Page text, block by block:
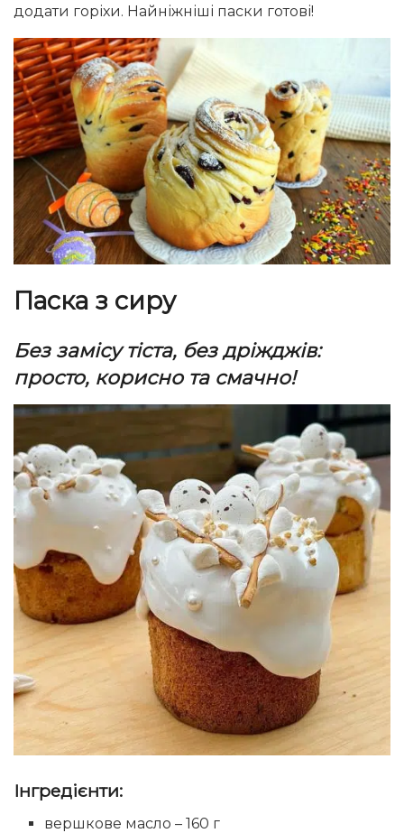
додати горіхи. Найніжніші паски готові!
Паска з сиру
Без замісу тіста, без дріжджів:
просто, корисно та смачно!
Інгредієнти:
вершкове масло – 160 г